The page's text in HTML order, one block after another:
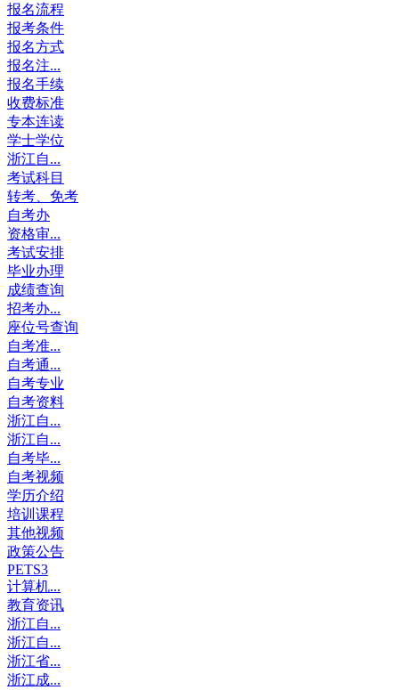
报名流程
报考条件
报名方式
报名注...
报名手续
收费标准
专本连读
学士学位
浙江自...
考试科目
转考、免考
自考办
资格审...
考试安排
毕业办理
成绩查询
招考办...
座位号查询
自考准...
自考通...
自考专业
自考资料
浙江自...
浙江自...
自考毕...
自考视频
学历介绍
培训课程
其他视频
政策公告
PETS3
计算机...
教育资讯
浙江自...
浙江自...
浙江省...
浙江成...